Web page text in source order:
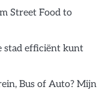
Street Food to
stad efficiënt kunt
Bus of Auto? Mijn